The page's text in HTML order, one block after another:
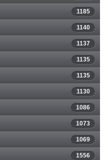
1185
1140
1137
1135
1135
1130
1086
1073
1069
1556